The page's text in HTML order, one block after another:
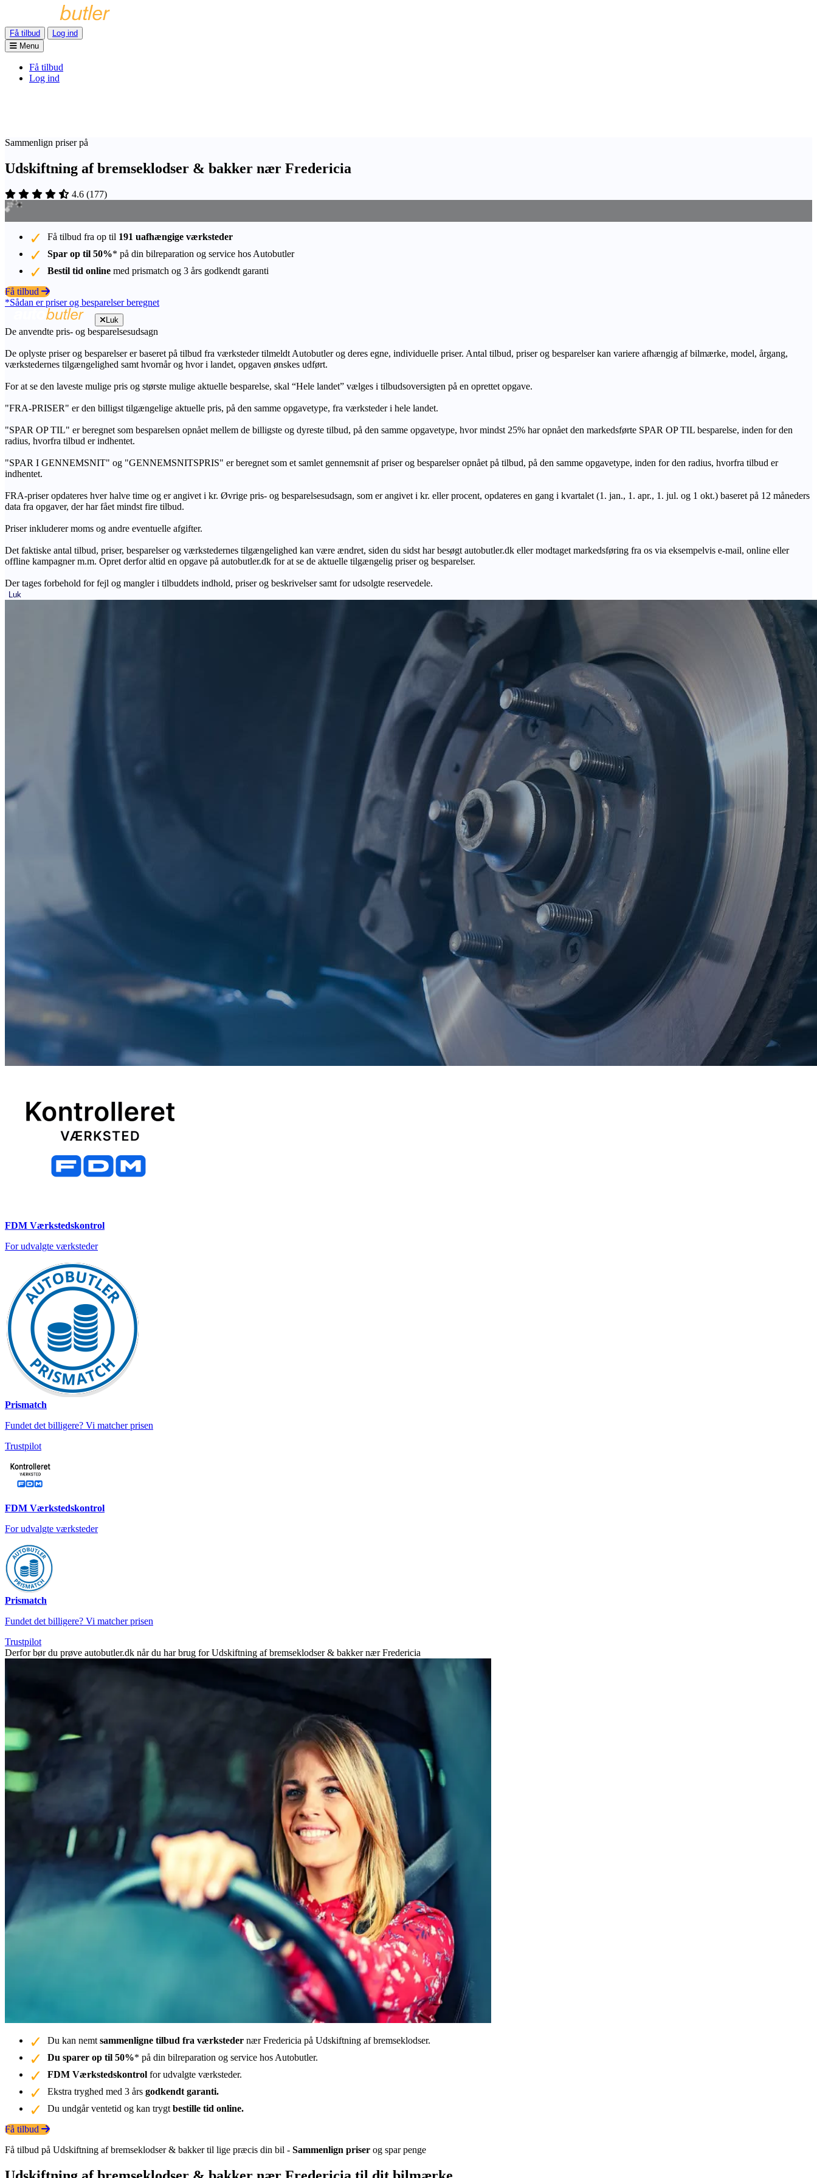
Få tilbud
Log ind
Menu
Få tilbud
Log ind
Sammenlign priser på
Udskiftning af bremseklodser & bakker nær Fredericia
4.6 (177)
Få tilbud fra op til 191 uafhængige værksteder
Spar op til 50%* på din bilreparation og service hos Autobutler
Bestil tid online med prismatch og 3 års godkendt garanti
Få tilbud
*Sådan er priser og besparelser beregnet
Luk
De anvendte pris- og besparelsesudsagn
De oplyste priser og besparelser er baseret på tilbud fra værksteder tilmeldt Autobutler og deres egne, individuelle priser. Antal tilbud, priser og besparelser kan variere afhængig af bilmærke, model, årgang,
værkstedernes tilgængelighed samt hvornår og hvor i landet, opgaven ønskes udført.
For at se den laveste mulige pris og største mulige aktuelle besparelse, skal “Hele landet” vælges i tilbudsoversigten på en oprettet opgave.
"FRA-PRISER" er den billigst tilgængelige aktuelle pris, på den samme opgavetype, fra værksteder i hele landet.
"SPAR OP TIL" er beregnet som besparelsen opnået mellem de billigste og dyreste tilbud, på den samme opgavetype, hvor mindst 25% har opnået den markedsførte SPAR OP TIL besparelse, inden for den
radius, hvorfra tilbud er indhentet.
"SPAR I GENNEMSNIT" og "GENNEMSNITSPRIS" er beregnet som et samlet gennemsnit af priser og besparelser opnået på tilbud, på den samme opgavetype, inden for den radius, hvorfra tilbud er
indhentet.
FRA-priser opdateres hver halve time og er angivet i kr. Øvrige pris- og besparelsesudsagn, som er angivet i kr. eller procent, opdateres en gang i kvartalet (1. jan., 1. apr., 1. jul. og 1 okt.) baseret på 12 måneders
data fra opgaver, der har fået mindst fire tilbud.
Priser inkluderer moms og andre eventuelle afgifter.
Det faktiske antal tilbud, priser, besparelser og værkstedernes tilgængelighed kan være ændret, siden du sidst har besøgt autobutler.dk eller modtaget markedsføring fra os via eksempelvis e-mail, online eller
offline kampagner m.m. Opret derfor altid en opgave på autobutler.dk for at se de aktuelle tilgængelig priser og besparelser.
Der tages forbehold for fejl og mangler i tilbuddets indhold, priser og beskrivelser samt for udsolgte reservedele.
Luk
FDM Værkstedskontrol
For udvalgte værksteder
Prismatch
Fundet det billigere? Vi matcher prisen
Trustpilot
FDM Værkstedskontrol
For udvalgte værksteder
Prismatch
Fundet det billigere? Vi matcher prisen
Trustpilot
Derfor bør du prøve autobutler.dk når du har brug for Udskiftning af bremseklodser & bakker nær Fredericia
Du kan nemt sammenligne tilbud fra værksteder nær Fredericia på Udskiftning af bremseklodser.
Du sparer op til 50%* på din bilreparation og service hos Autobutler.
FDM Værkstedskontrol for udvalgte værksteder.
Ekstra tryghed med 3 års godkendt garanti.
Du undgår ventetid og kan trygt bestille tid online.
Få tilbud
Få tilbud på Udskiftning af bremseklodser & bakker til lige præcis din bil - Sammenlign priser og spar penge